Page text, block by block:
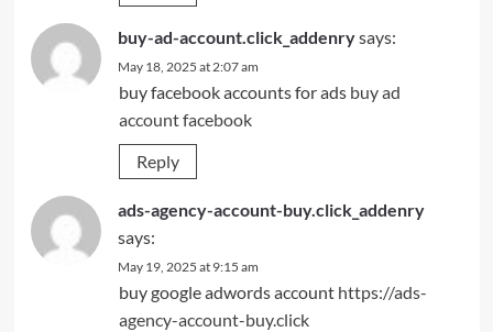
buy-ad-account.click_addenrysays:
May 18, 2025 at 2:07 am
buy facebook accounts for ads buy ad
account facebook
Reply
ads-agency-account-buy.click_addenry
says:
May 19, 2025 at 9:15 am
buy google adwords account https://ads-
agency-account-buy.click